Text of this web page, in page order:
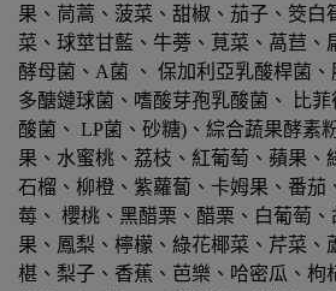
果、茼蒿、菠菜、甜椒、茄子、筊白
菜、球莖甘藍、牛蒡、莧菜、萵苣、
酵母菌、A菌 、 保加利亞乳酸桿菌
多醣鏈球菌、嗜酸芽孢乳酸菌、 比
酸菌、 LP菌、砂糖)、綜合蔬果酵素
果、水蜜桃、荔枝、紅葡萄、蘋果、
石榴、柳橙、紫蘿蔔、卡姆果、番茄
莓、 櫻桃、黑醋栗、醋栗、白葡萄
果、鳳梨、檸檬、綠花椰菜、芹菜、
椹、梨子、香蕉、芭樂、哈密瓜、枸